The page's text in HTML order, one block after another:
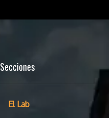
Secciones
El Lab